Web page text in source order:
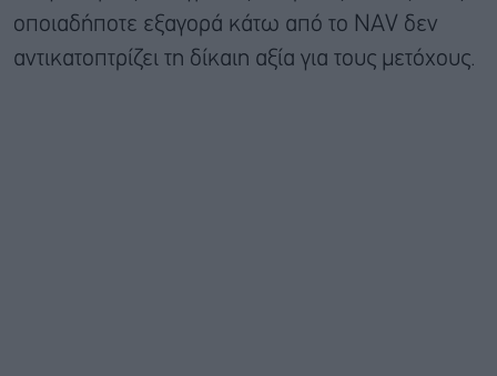
οποιαδήποτε εξαγορά κάτω από το NAV δεν
αντικατοπτρίζει τη δίκαιη αξία για τους μετόχους.